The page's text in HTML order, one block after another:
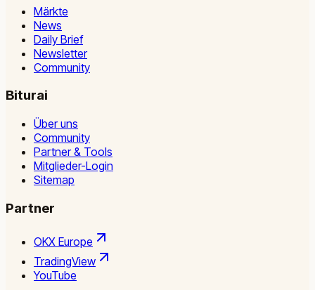
Märkte
News
Daily Brief
Newsletter
Community
Biturai
Über uns
Community
Partner & Tools
Mitglieder-Login
Sitemap
Partner
OKX Europe
TradingView
YouTube